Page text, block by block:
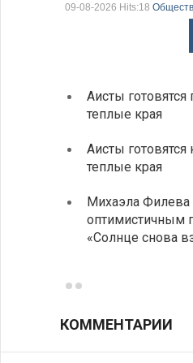
09-08-2026 Hits:18
Аисты готовятся
теплые края
Аисты готовятся
теплые края
Михаэла Филева
оптимистичным
«Солнце снова
КОММЕНТАРИИ